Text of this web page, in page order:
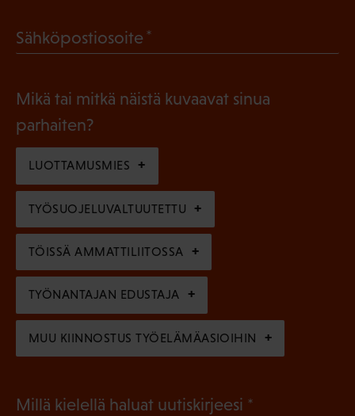
l
n
e
)
k
l
i
n
e
n
)
Sähköpostiosoite
l
i
n
e
n
)
Mikä tai mitkä näistä kuvaavat sinua
parhaiten?
LUOTTAMUSMIES
TYÖSUOJELUVALTUUTETTU
TÖISSÄ AMMATTILIITOSSA
TYÖNANTAJAN EDUSTAJA
MUU KIINNOSTUS TYÖELÄMÄASIOIHIN
Millä kielellä haluat uutiskirjeesi